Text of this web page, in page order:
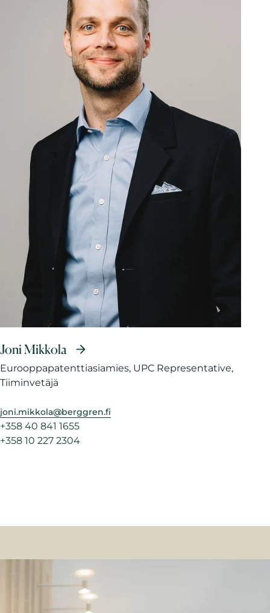
Joni Mikkola
Eurooppapatenttiasiamies, UPC Representative,
Tiiminvetäjä
joni.mikkola@berggren.fi
+358 40 841 1655
+358 10 227 2304